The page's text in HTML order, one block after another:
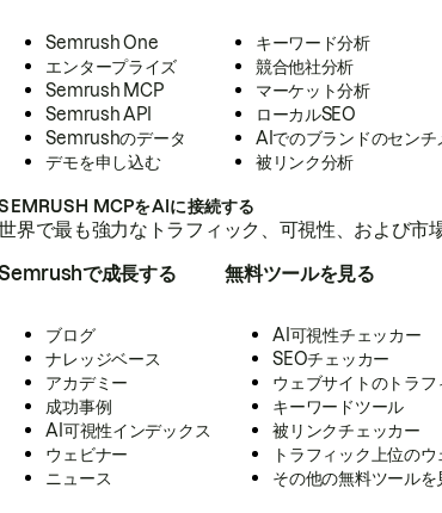
Semrush One
エンタープライズ
Semrush MCP
Semrush API
Semrushのデータ
デモを申し込む
キーワード分析
競合他社分析
マーケット分析
ローカルSEO
AIでのブランドのセンチ
被リンク分析
MCPをAIに接続する
界で最も強力なトラフィック、可視性、および
で成長する
ブログ
ナレッジベース
アカデミー
成功事例
AI可視性インデックス
ウェビナー
ニュース
無料ツールを見る
AI可視性チェッカー
SEOチェッカー
ウェブサイトのトラ
キーワードツール
被リンクチェッカー
トラフィック上位の
その他の無料ツールを